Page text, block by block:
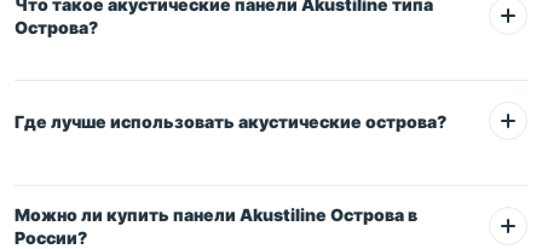
Что такое акустические панели Akustiline типа
Острова?
Где лучше использовать акустические острова?
Можно ли купить панели Akustiline Острова в
России?